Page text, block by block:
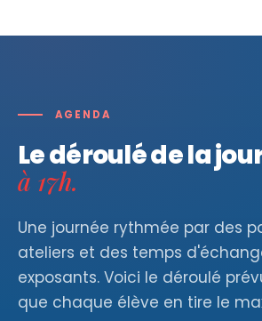
AGENDA
Le déroulé de la
à 17h.
Une journée rythmée par des
ateliers et des temps
exposants. Voici le déroulé
que chaque élève en tire le